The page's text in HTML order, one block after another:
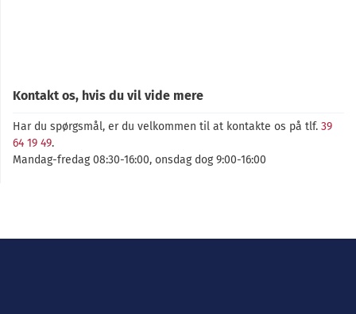
Kontakt os, hvis du vil vide mere
Har du spørgsmål, er du velkommen til at kontakte os på tlf. 39
64 19 49.
Mandag-fredag 08:30-16:00, onsdag dog 9:00-16:00